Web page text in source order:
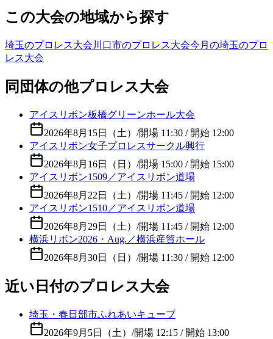
この大会の地域から探す
埼玉のプロレス大会 川口市のプロレス大会今月の埼玉のプロ
レス大会
同団体の他プロレス大会
アイスリボン板橋グリーンホール大会
2026年8月15日（土） /開場 11:30 / 開始 12:00
アイスリボン女子プロレスサークル興行
2026年8月16日（日） /開場 15:00 / 開始 15:00
アイスリボン1509／アイスリボン道場
2026年8月22日（土） /開場 11:45 / 開始 12:00
アイスリボン1510／アイスリボン道場
2026年8月29日（土） /開場 11:45 / 開始 12:00
横浜リボン2026・Aug.／横浜産貿ホール
2026年8月30日（日） /開場 11:30 / 開始 12:00
近い日付のプロレス大会
埼玉・春日部市ふれあいキューブ
2026年9月5日（土） /開場 12:15 / 開始 13:00